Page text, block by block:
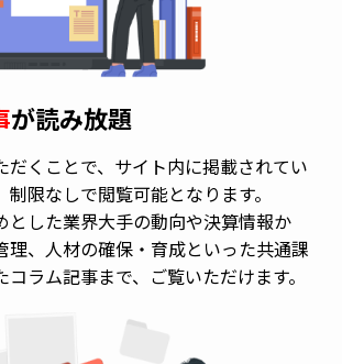
が読み放題
だくことで、サイト内に掲載されてい
限なしで閲覧可能となります。
とした業界大手の動向や決算情報か
理、人材の確保・育成といった共通課
ラム記事まで、ご覧いただけます。